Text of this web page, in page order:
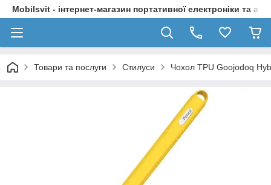
Mobilsvit - інтернет-магазин портативної електроніки та
Товари та послуги Стилуси Чохол TPU Goojodoq